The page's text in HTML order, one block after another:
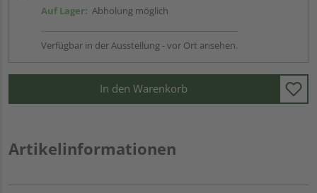
Auf Lager: Abholung möglich
Verfügbar in der Ausstellung - vor Ort ansehen.
In den Warenkorb
Artikelinformationen